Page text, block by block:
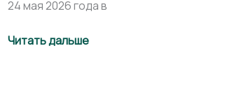
24 мая 2026 года в
Читать дальше